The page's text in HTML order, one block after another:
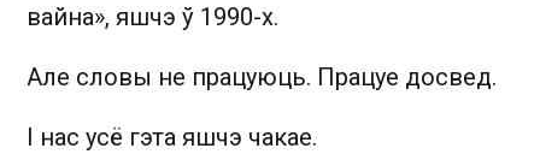
вайна», яшчэ ў 1990-х.
Але словы не працуюць. Працуе досвед.
І нас усё гэта яшчэ чакае.